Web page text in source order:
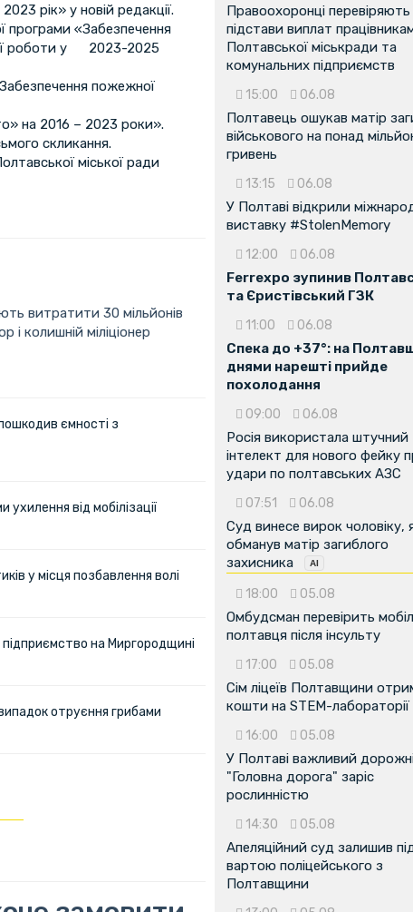
рік» у новій редакції.
програми «Забезпечення
роботи у 2023-2025
пожежної
на 2016 – 2023 роки».
скликання.
міської ради
витратити 30 мільйонів
і колишній міліціонер
ємності з
від мобілізації
у місця позбавлення волі
на Миргородщині
отруєння грибами
Правоохоронці перевіряють
підстави виплат
Полтавської міськради та
комунальних підприємств
15:00 06.08
Полтавець ошукав матір
військового на понад
гривень
13:15 06.08
У Полтаві відкрили
виставку #StolenMemory
12:00 06.08
Ferrexpo зупинив
та Єристівський ГЗК
11:00 06.08
Спека до +37°: на
днями нарешті прийде
похолодання
09:00 06.08
Росія використала штучний
інтелект для нового фейку
удари по полтавських АЗС
07:51 06.08
Суд винесе вирок чоловіку,
обманув матір загиблого
захисника
18:00 05.08
Омбудсман перевірить
полтавця після інсульту
17:00 05.08
Сім ліцеїв Полтавщини
кошти на STEM-лабораторії
16:00 05.08
У Полтаві важливий
"Головна дорога" заріс
рослинністю
14:30 05.08
Апеляційний суд залишив
вартою поліцейського з
Полтавщини